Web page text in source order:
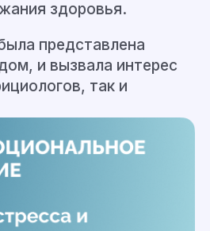
здоровья.
представлена
и вызвала интерес
так и